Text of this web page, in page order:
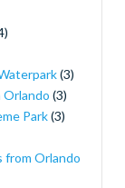
(3)
Orlando (3)
Park(3)
from Orlando